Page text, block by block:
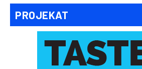
PROJEKAT